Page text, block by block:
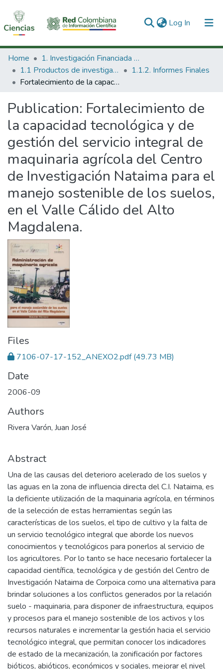
Log In (current)
Communities & Collections
All of DSpace
Home
1. Investigación Financiada con Recursos Públicos
1.1 Productos de investigación
1.1.2. Informes Finales
Fortalecimiento de la capacidad tecnológica y de gestión del servicio integral de maquinaria agrícola del Centro de Investigación Nataima para el manejo sostenible de los suelos, en el Valle Cálido del Alto Magdalena.
Publication: Fortalecimiento de
la capacidad tecnológica y de
gestión del servicio integral de
maquinaria agrícola del Centro
de Investigación Nataima para el
manejo sostenible de los suelos,
en el Valle Cálido del Alto
Magdalena.
Files
7106-07-17-152_ANEXO2.pdf(49.73 MB)
Date
2006-09
Authors
Rivera Varón, Juan José
Abstract
Una de las causas del deterioro acelerado de los suelos y
las aguas en la zona de influencia directa del C.I. Nataima, es
la deficiente utilización de la maquinaria agrícola, en términos
de la selección de estas herramientas según las
características de los suelos, el tipo de cultivo y la falta de
un servicio tecnológico integral que aborde los nuevos
conocimientos y tecnológicos para ponerlos al servicio de
los agricultores. Por lo tanto se hace necesario fortalecer la
capacidad científica, tecnológica y de gestión del Centro de
Investigación Nataima de Corpoica como una alternativa para
brindar soluciones a los conflictos generados por la relación
suelo - maquinaria, para disponer de infraestructura, equipos
y procesos para el manejo sostenible de los activos y los
recursos naturales e incrementar la gestión hacia el servicio
tecnológico integral, que permitan conocer los indicadores
de estado de la mecanización, la zonificación por factores
bióticos, abióticos, económicos y sociales, mejorar el nivel